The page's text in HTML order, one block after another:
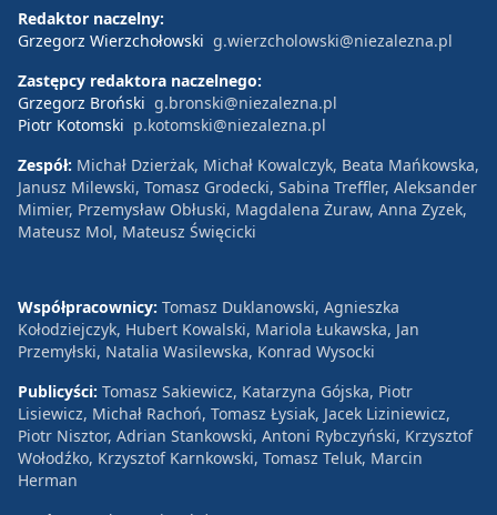
Redaktor naczelny:
Grzegorz Wierzchołowski g.wierzcholowski@niezalezna.pl
Zastępcy redaktora naczelnego:
Grzegorz Broński g.bronski@niezalezna.pl
Piotr Kotomski p.kotomski@niezalezna.pl
Zespół: Michał Dzierżak, Michał Kowalczyk, Beata Mańkowska,
Janusz Milewski, Tomasz Grodecki, Sabina Treffler, Aleksander
Mimier, Przemysław Obłuski, Magdalena Żuraw, Anna Zyzek,
Mateusz Mol, Mateusz Święcicki
Współpracownicy: Tomasz Duklanowski, Agnieszka
Kołodziejczyk, Hubert Kowalski, Mariola Łukawska, Jan
Przemyłski, Natalia Wasilewska, Konrad Wysocki
Publicyści: Tomasz Sakiewicz, Katarzyna Gójska, Piotr
Lisiewicz, Michał Rachoń, Tomasz Łysiak, Jacek Liziniewicz,
Piotr Nisztor, Adrian Stankowski, Antoni Rybczyński, Krzysztof
Wołodźko, Krzysztof Karnkowski, Tomasz Teluk, Marcin
Herman